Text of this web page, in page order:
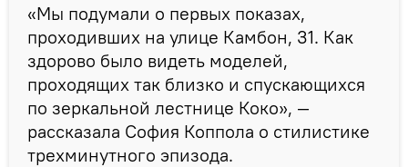
«Мы подумали о первых показах,
проходивших на улице Камбон, 31. Как
здорово было видеть моделей,
проходящих так близко и спускающихся
по зеркальной лестнице Коко», —
рассказала София Коппола о стилистике
трехминутного эпизода.